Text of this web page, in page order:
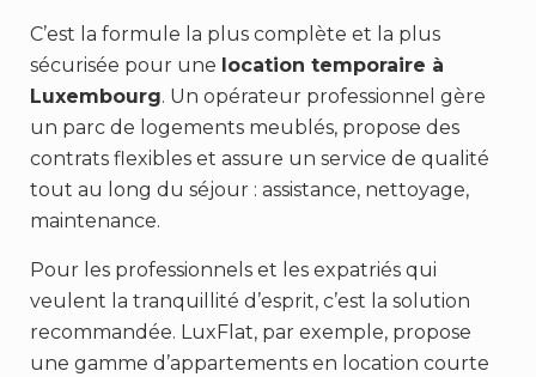
C’est la formule la plus complète et la plus
sécurisée pour une location temporaire à
Luxembourg. Un opérateur professionnel gère
un parc de logements meublés, propose des
contrats flexibles et assure un service de qualité
tout au long du séjour : assistance, nettoyage,
maintenance.
Pour les professionnels et les expatriés qui
veulent la tranquillité d’esprit, c’est la solution
recommandée. LuxFlat, par exemple, propose
une gamme d’appartements en location courte